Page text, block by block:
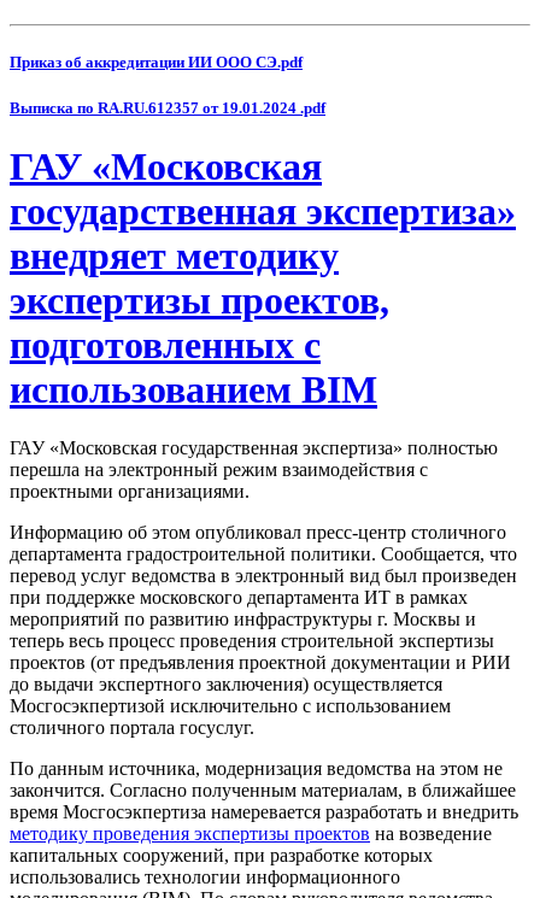
Приказ об аккредитации ИИ ООО СЭ.pdf
Выписка по RA.RU.612357 от 19.01.2024 .pdf
ГАУ «Московская
государственная экспертиза»
внедряет методику
экспертизы проектов,
подготовленных с
использованием BIM
ГАУ «Московская государственная экспертиза» полностью
перешла на электронный режим взаимодействия с
проектными организациями.
Информацию об этом опубликовал пресс-центр столичного
департамента градостроительной политики. Сообщается, что
перевод услуг ведомства в электронный вид был произведен
при поддержке московского департамента ИТ в рамках
мероприятий по развитию инфраструктуры г. Москвы и
теперь весь процесс проведения строительной экспертизы
проектов (от предъявления проектной документации и РИИ
до выдачи экспертного заключения) осуществляется
Мосгосэкпертизой исключительно с использованием
столичного портала госуслуг.
По данным источника, модернизация ведомства на этом не
закончится. Согласно полученным материалам, в ближайшее
время Мосгосэкпертиза намеревается разработать и внедрить
методику проведения экспертизы проектов на возведение
капитальных сооружений, при разработке которых
использовались технологии информационного